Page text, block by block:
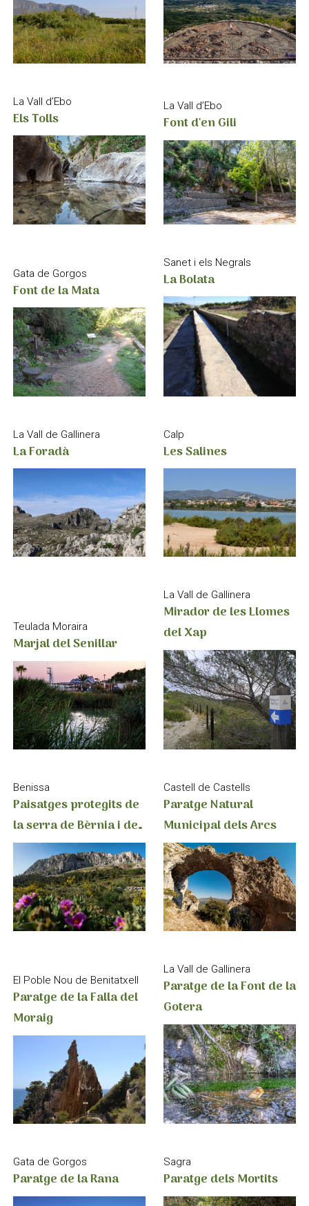
La Vall d’Ebo
Els Tolls
La Vall d’Ebo
Font d'en Gili
Gata de Gorgos
Font de la Mata
Sanet i els Negrals
La Bolata
La Vall de Gallinera
La Foradà
Calp
Les Salines
Teulada Moraira
Marjal del Senillar
La Vall de Gallinera
Mirador de les Llomes
del Xap
Benissa
Paisatges protegits de
la serra de Bèrnia i del
Ferrer
Castell de Castells
Paratge Natural
Municipal dels Arcs
El Poble Nou de Benitatxell
Paratge de la Falla del
Moraig
La Vall de Gallinera
Paratge de la Font de la
Gotera
Gata de Gorgos
Paratge de la Rana
Sagra
Paratge dels Mortits